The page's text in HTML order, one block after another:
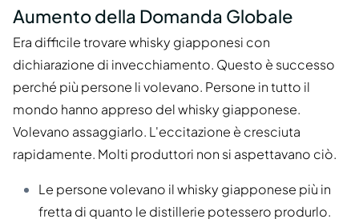
Aumento della Domanda Globale
Era difficile trovare whisky giapponesi con
dichiarazione di invecchiamento. Questo è successo
perché più persone li volevano. Persone in tutto il
mondo hanno appreso del whisky giapponese.
Volevano assaggiarlo. L'eccitazione è cresciuta
rapidamente. Molti produttori non si aspettavano ciò.
Le persone volevano il whisky giapponese più in
fretta di quanto le distillerie potessero produrlo.